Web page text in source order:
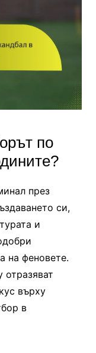
по
през
си,
и
на феновете.
върху
в